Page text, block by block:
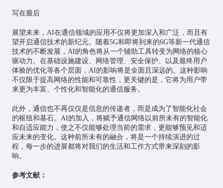
写在最后
展望未来，AI在通信领域的应用不仅将更加深入和广泛，而且有
望开启通信技术的新纪元。随着5G和即将到来的6G等新一代通信
技术的不断发展，AI的角色将从一个辅助工具转变为网络的核心
驱动力。在基础设施建设、网络管理、安全保护、以及最终用户
体验的优化等各个层面，AI的影响将是全面且深远的。这种影响
不仅限于提高网络的性能和可靠性，更关键的是，它将为用户带
来更为丰富、个性化和智能化的通信服务。
此外，通信也不再仅仅是信息的传递者，而是成为了智能化社会
的枢纽和基石。AI的加入，将赋予通信网络以前所未有的智能化
和自适应能力，使之不仅能够处理当前的需求，更能够预见和适
应未来的变化。这种前所未有的融合，将是一个持续演进的过
程，每一步的进展都将对我们的生活和工作方式带来深刻的影
响。
参考文献：